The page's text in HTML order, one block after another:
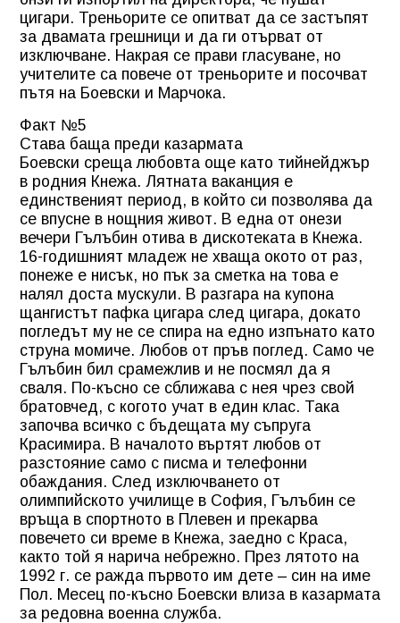
цигари. Треньорите се опитват да се застъпят
за двамата грешници и да ги отърват от
изключване. Накрая се прави гласуване, но
учителите са повече от треньорите и посочват
пътя на Боевски и Марчока.
Факт №5
Става баща преди казармата
Боевски среща любовта още като тийнейджър
в родния Кнежа. Лятната ваканция е
единственият период, в който си позволява да
се впусне в нощния живот. В една от онези
вечери Гълъбин отива в дискотеката в Кнежа.
16-годишният младеж не хваща окото от раз,
понеже е нисък, но пък за сметка на това е
налял доста мускули. В разгара на купона
щангистът пафка цигара след цигара, докато
погледът му не се спира на едно изпънато като
струна момиче. Любов от пръв поглед. Само че
Гълъбин бил срамежлив и не посмял да я
сваля. По-късно се сближава с нея чрез свой
братовчед, с когото учат в един клас. Така
започва всичко с бъдещата му съпруга
Красимира. В началото въртят любов от
разстояние само с писма и телефонни
обаждания. След изключването от
олимпийското училище в София, Гълъбин се
връща в спортното в Плевен и прекарва
повечето си време в Кнежа, заедно с Краса,
както той я нарича небрежно. През лятото на
1992 г. се ражда първото им дете – син на име
Пол. Месец по-късно Боевски влиза в казармата
за редовна военна служба.